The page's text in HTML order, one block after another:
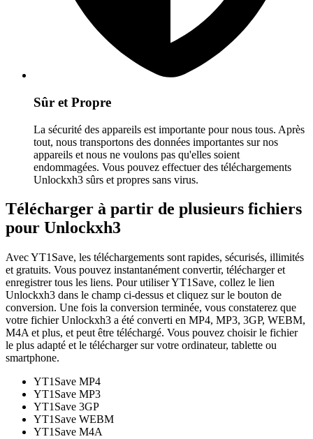
Sûr et Propre
La sécurité des appareils est importante pour nous tous. Après
tout, nous transportons des données importantes sur nos
appareils et nous ne voulons pas qu'elles soient
endommagées. Vous pouvez effectuer des téléchargements
Unlockxh3 sûrs et propres sans virus.
Télécharger à partir de plusieurs fichiers
pour Unlockxh3
Avec YT1Save, les téléchargements sont rapides, sécurisés, illimités
et gratuits. Vous pouvez instantanément convertir, télécharger et
enregistrer tous les liens. Pour utiliser YT1Save, collez le lien
Unlockxh3 dans le champ ci-dessus et cliquez sur le bouton de
conversion. Une fois la conversion terminée, vous constaterez que
votre fichier Unlockxh3 a été converti en MP4, MP3, 3GP, WEBM,
M4A et plus, et peut être téléchargé. Vous pouvez choisir le fichier
le plus adapté et le télécharger sur votre ordinateur, tablette ou
smartphone.
YT1Save MP4
YT1Save MP3
YT1Save 3GP
YT1Save WEBM
YT1Save M4A